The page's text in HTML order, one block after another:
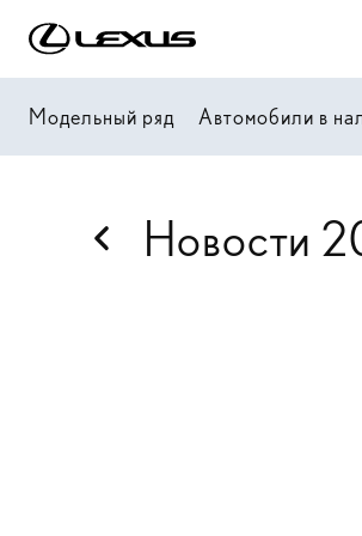
Модельный ряд Автомобили в
Новости